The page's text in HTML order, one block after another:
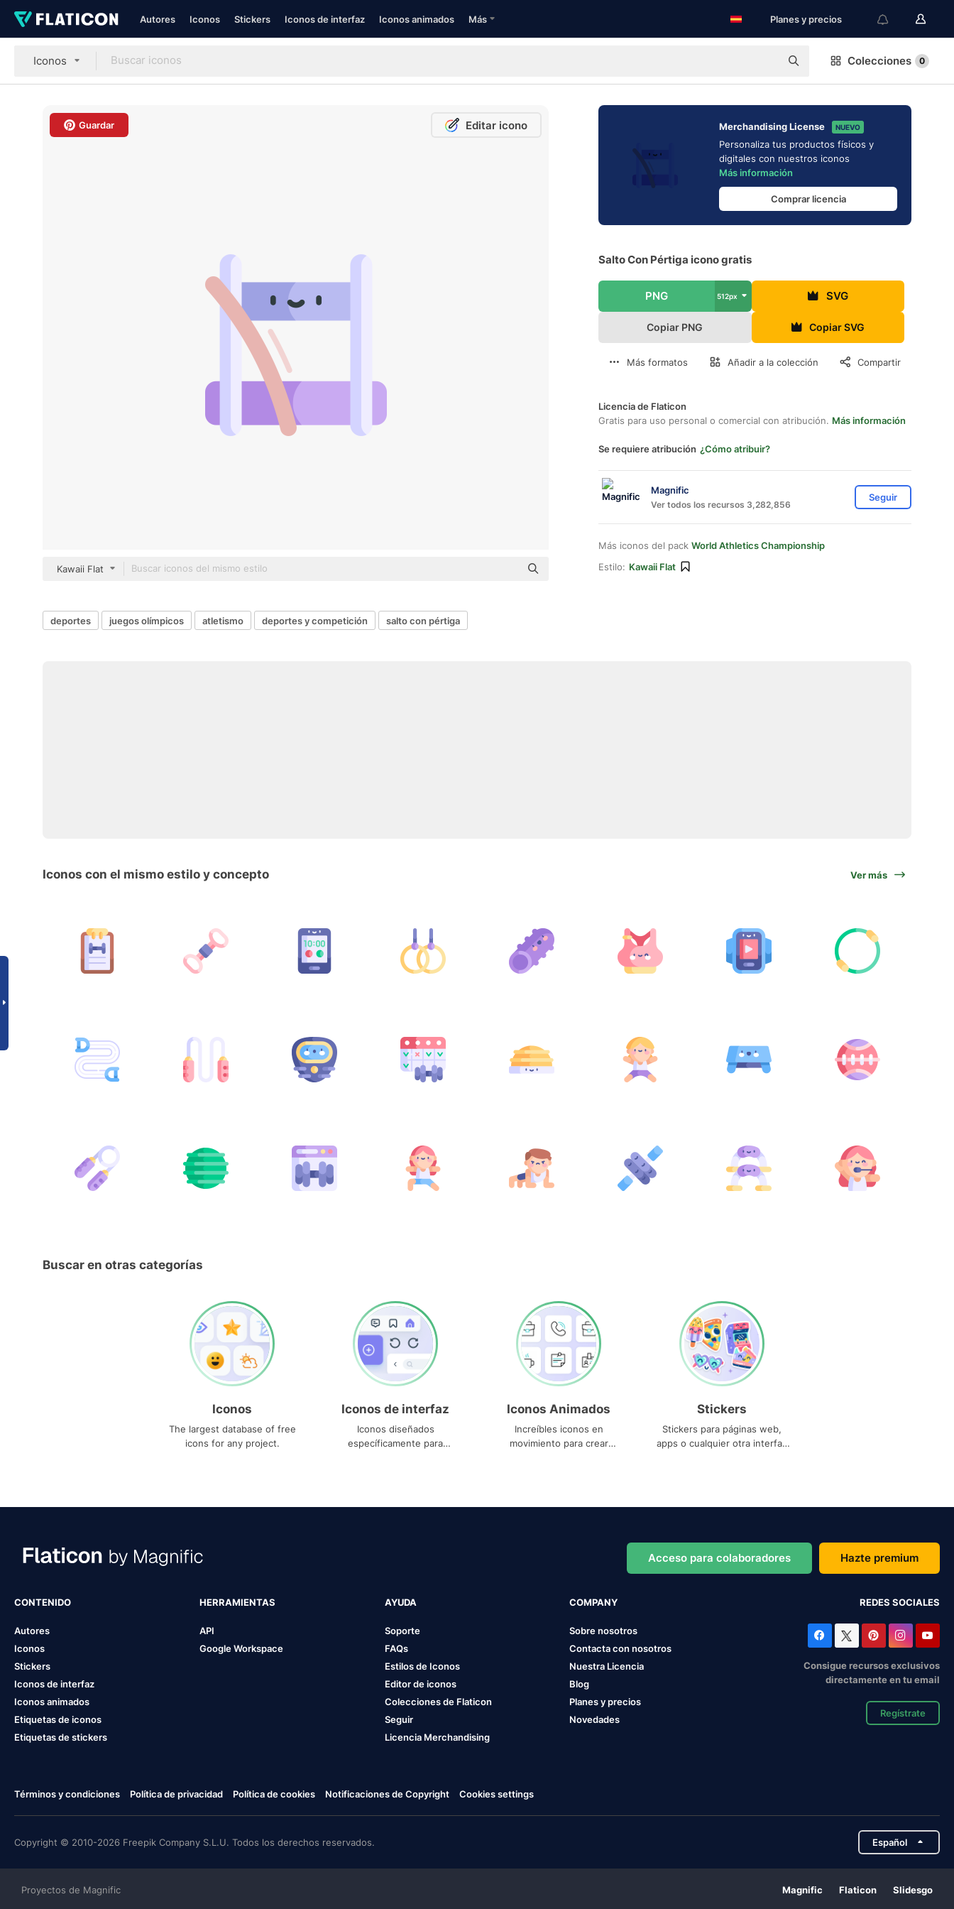
Autores Iconos Stickers Iconos de interfaz Iconos animados Más Planes y precios
Iconos Colecciones 0
Guardar Editar icono
Kawaii Flat
Merchandising License NUEVO
Personaliza tus productos físicos y
digitales con nuestros iconos
Más información
Comprar licencia
Salto Con Pértiga icono gratis
PNG 512px SVG
Copiar PNG Copiar SVG
Más formatos Añadir a la colección Compartir
Licencia de Flaticon
Gratis para uso personal o comercial con atribución. Más información
Se requiere atribución ¿Cómo atribuir?
Magnific
Ver todos los recursos 3,282,856
Seguir
Más iconos del pack World Athletics Championship
Estilo: Kawaii Flat
deportes juegos olímpicos atletismo deportes y competición salto con pértiga
Iconos con el mismo estilo y concepto Ver más
Buscar en otras categorías
Iconos
The largest database of free
icons for any project.
Iconos de interfaz
Iconos diseñados
específicamente para
Iconos Animados
Increíbles iconos en
movimiento para crear
Stickers
Stickers para páginas web,
apps o cualquier otra interfaz
Acceso para colaboradores Hazte premium
CONTENIDO
Autores
Iconos
Stickers
Iconos de interfaz
Iconos animados
Etiquetas de iconos
Etiquetas de stickers
HERRAMIENTAS
API
Google Workspace
AYUDA
Soporte
FAQs
Estilos de Iconos
Editor de iconos
Colecciones de Flaticon
Seguir
Licencia Merchandising
COMPANY
Sobre nosotros
Contacta con nosotros
Nuestra Licencia
Blog
Planes y precios
Novedades
REDES SOCIALES
Consigue recursos exclusivos
directamente en tu email
Regístrate
Términos y condiciones Política de privacidad Política de cookies Notificaciones de Copyright Cookies settings
Copyright © 2010-2026 Freepik Company S.L.U. Todos los derechos reservados. Español
Proyectos de Magnific Magnific Flaticon Slidesgo